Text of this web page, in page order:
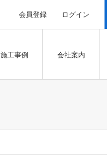
会員登録 ログイン
施工事例 会社案内